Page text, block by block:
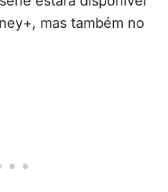
mas também no